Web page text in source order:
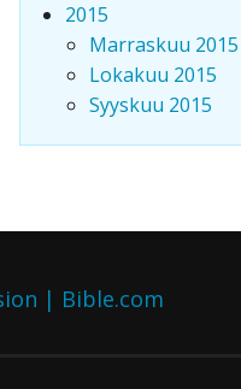
2015
Marraskuu 2015
Lokakuu 2015
Syyskuu 2015
| Bible.com